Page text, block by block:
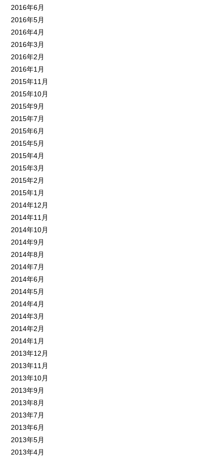
2016年6月
2016年5月
2016年4月
2016年3月
2016年2月
2016年1月
2015年11月
2015年10月
2015年9月
2015年7月
2015年6月
2015年5月
2015年4月
2015年3月
2015年2月
2015年1月
2014年12月
2014年11月
2014年10月
2014年9月
2014年8月
2014年7月
2014年6月
2014年5月
2014年4月
2014年3月
2014年2月
2014年1月
2013年12月
2013年11月
2013年10月
2013年9月
2013年8月
2013年7月
2013年6月
2013年5月
2013年4月